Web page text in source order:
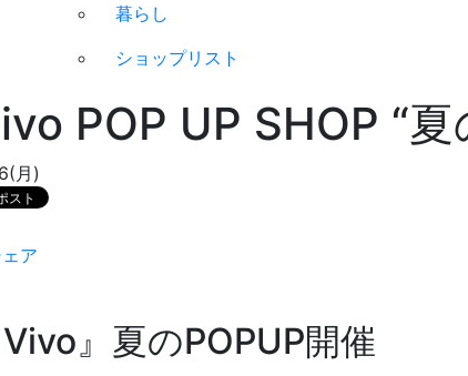
暮らし
ショップリスト
POP UP SHOP “夏
月)
ア
Vivo』夏のPOPUP開催